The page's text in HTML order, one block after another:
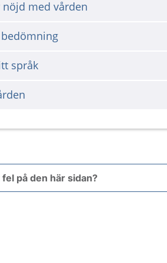
med vården
språk
på den här sidan?